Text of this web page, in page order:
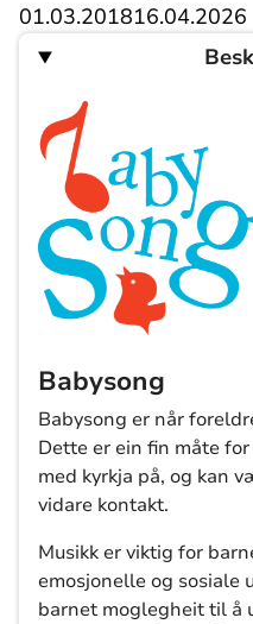
01.03.201816.04.2026
Babysong
Babysong er når
Dette er ein fin måte
med kyrkja på, og kan
vidare kontakt.
Musikk er viktig for
emosjonelle og sosiale
barnet moglegheit til å